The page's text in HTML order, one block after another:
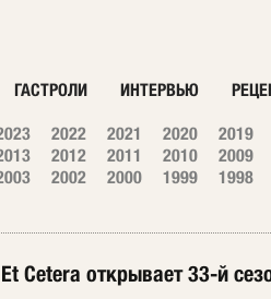
ГАСТРОЛИ ИНТЕРВЬЮ
2022 2021 2020 2019
2012 2011 2010 2009
2002 2000 1999 1998
Cetera открывает 33-й